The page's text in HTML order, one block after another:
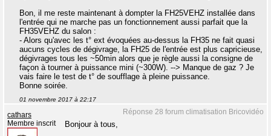
Bon, il me reste maintenant à dompter la FH25VEHZ installée dans
l'entrée qui ne marche pas un fonctionnement aussi parfait que la
FH35VEHZ du salon :
- Alors qu'avec les t° ext évoquées au-dessus la FH35 ne fait quasi
aucuns cycles de dégivrage, la FH25 de l'entrée est plus capricieuse,
dégivrages tous les ~50min alors que je règle aussi la consigne de
façon à tourner à puissance mini (~300W). --> Manque de gaz ? Je
vais faire le test de t° de soufflage à pleine puissance.
Bonne soirée.
01 novembre 2017 à 22:17
Réponse 28 forum climatisation Bricovidéo
cathars
Membre inscrit
Bonjour à tous,